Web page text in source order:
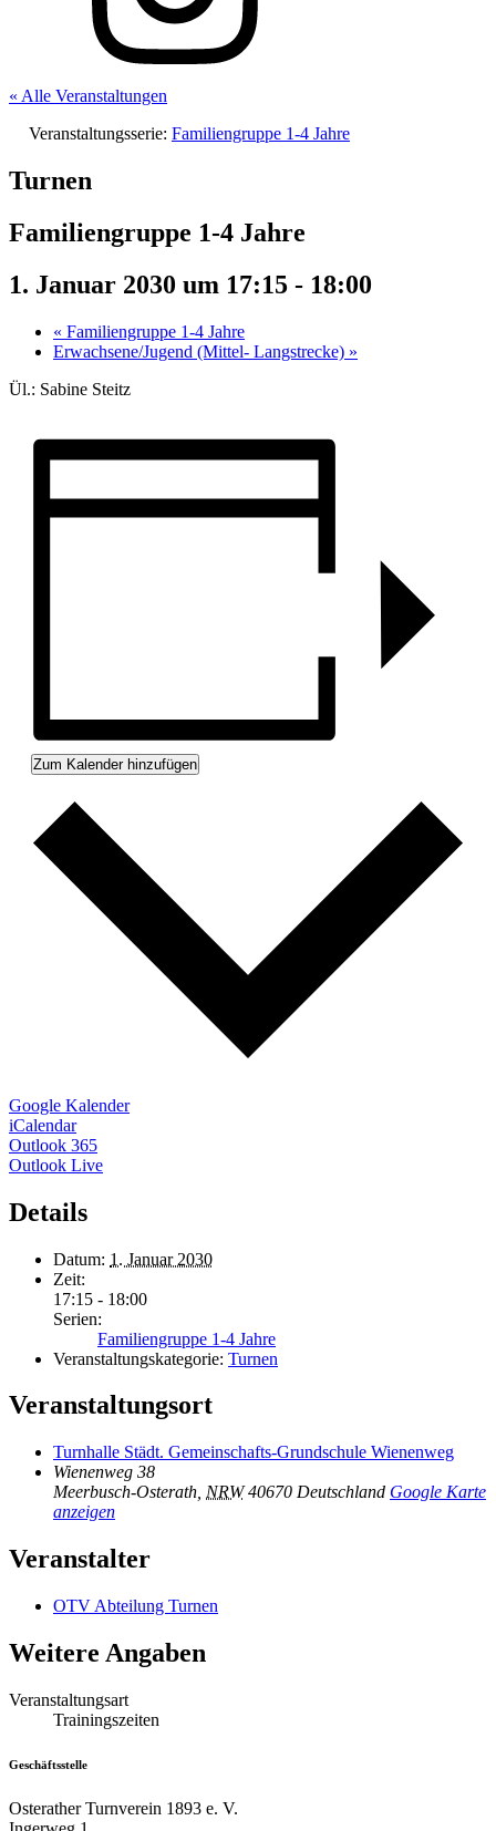
« Alle Veranstaltungen
Veranstaltungsserie: Familiengruppe 1-4 Jahre
Turnen
Familiengruppe 1-4 Jahre
1. Januar 2030 um 17:15 - 18:00
« Familiengruppe 1-4 Jahre
Erwachsene/Jugend (Mittel- Langstrecke) »
Ül.: Sabine Steitz
Zum Kalender hinzufügen
Google Kalender
iCalendar
Outlook 365
Outlook Live
Details
Datum: 1. Januar 2030
Zeit:
17:15 - 18:00
Serien:
Familiengruppe 1-4 Jahre
Veranstaltungskategorie: Turnen
Veranstaltungsort
Turnhalle Städt. Gemeinschafts-Grundschule Wienenweg
Wienenweg 38
Meerbusch-Osterath NRW 40670 Deutschland Google Karte
anzeigen
Veranstalter
OTV Abteilung Turnen
Weitere Angaben
Veranstaltungsart
Trainingszeiten
Geschäftsstelle
Osterather Turnverein 1893 e. V.